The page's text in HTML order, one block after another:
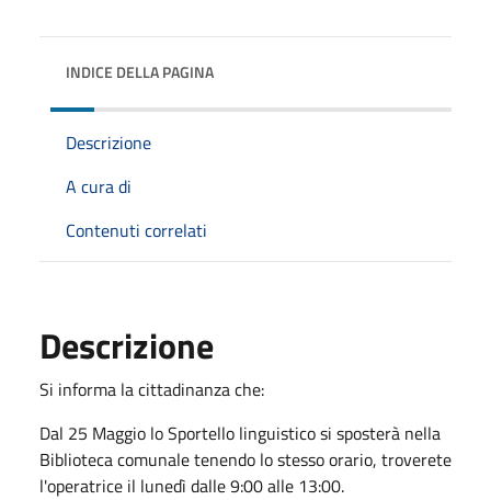
INDICE DELLA PAGINA
Descrizione
A cura di
Contenuti correlati
Descrizione
Si informa la cittadinanza che:
Dal 25 Maggio lo Sportello linguistico si sposterà nella
Biblioteca comunale tenendo lo stesso orario, troverete
l'operatrice il lunedì dalle 9:00 alle 13:00.